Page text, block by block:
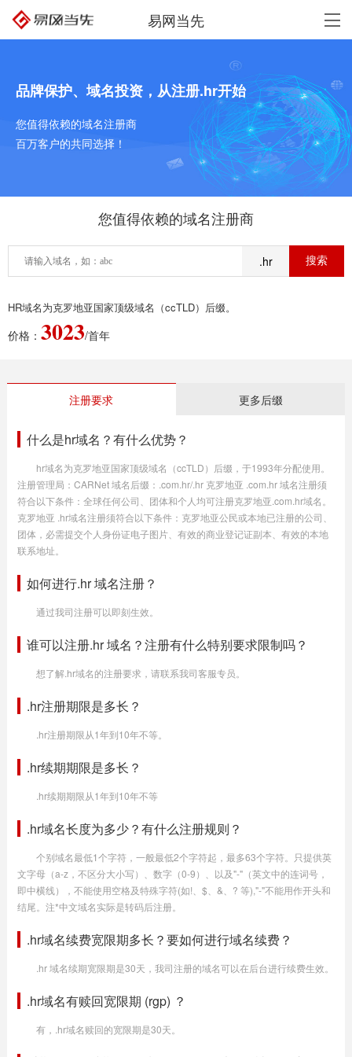
易网当先
品牌保护、域名投资，从注册.hr开始
您值得依赖的域名注册商
百万客户的共同选择！
您值得依赖的域名注册商
.hr
HR域名为克罗地亚国家顶级域名（ccTLD）后缀。
价格： 3023/首年
注册要求 更多后缀
什么是hr域名？有什么优势？
hr域名为克罗地亚国家顶级域名（ccTLD）后缀，于1993年分配使用。
注册管理局：CARNet 域名后缀：.com.hr/.hr 克罗地亚 .com.hr 域名注册须
符合以下条件：全球任何公司、团体和个人均可注册克罗地亚.com.hr域名。
克罗地亚 .hr域名注册须符合以下条件：克罗地亚公民或本地已注册的公司、
团体，必需提交个人身份证电子图片、有效的商业登记证副本、有效的本地
联系地址。
如何进行.hr 域名注册？
通过我司注册可以即刻生效。
谁可以注册.hr 域名？注册有什么特别要求限制吗？
想了解.hr域名的注册要求，请联系我司客服专员。
.hr注册期限是多长？
.hr注册期限从1年到10年不等。
.hr续期期限是多长？
.hr续期期限从1年到10年不等
.hr域名长度为多少？有什么注册规则？
个别域名最低1个字符，一般最低2个字符起，最多63个字符。只提供英
文字母（a-z，不区分大小写）、数字（0-9）、以及"-"（英文中的连词号，
即中横线），不能使用空格及特殊字符(如!、$、&、? 等),"-"不能用作开头和
结尾。注*中文域名实际是转码后注册。
.hr域名续费宽限期多长？要如何进行域名续费？
.hr 域名续期宽限期是30天，我司注册的域名可以在后台进行续费生效。
.hr域名有赎回宽限期 (rgp) ？
有，.hr域名赎回的宽限期是30天。